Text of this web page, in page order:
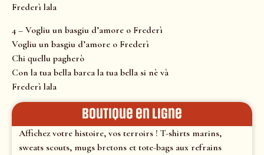
Frederì lala
4 – Vogliu un basgiu d’amore o Frederì
Vogliu un basgiu d’amore o Frederì
Chi quellu pagherò
Con la tua bella barca la tua bella si nè và
Frederì lala
Boutique en ligne
Affichez votre histoire, vos terroirs ! T-shirts marins,
sweats scouts, mugs bretons et tote-bags aux refrains